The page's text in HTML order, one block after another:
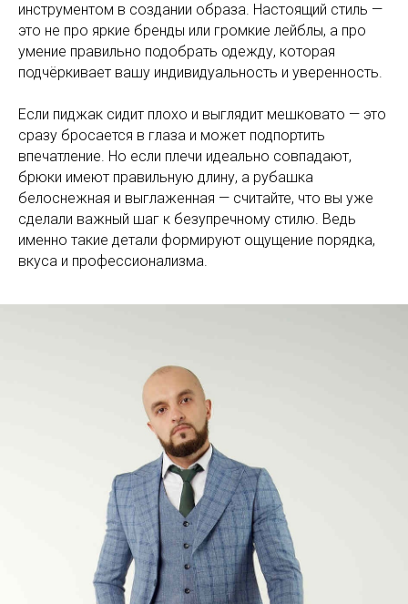
инструментом в создании образа. Настоящий стиль —
это не про яркие бренды или громкие лейблы, а про
умение правильно подобрать одежду, которая
подчёркивает вашу индивидуальность и уверенность.
Если пиджак сидит плохо и выглядит мешковато — это
сразу бросается в глаза и может подпортить
впечатление. Но если плечи идеально совпадают,
брюки имеют правильную длину, а рубашка
белоснежная и выглаженная — считайте, что вы уже
сделали важный шаг к безупречному стилю. Ведь
именно такие детали формируют ощущение порядка,
вкуса и профессионализма.